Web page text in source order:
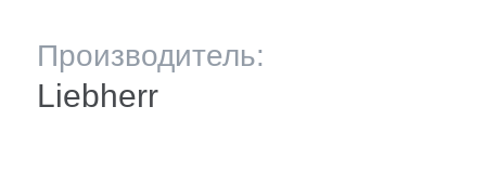
Производитель:
Liebherr